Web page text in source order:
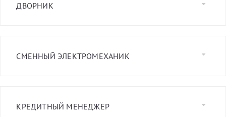
ДВОРНИК
СМЕННЫЙ ЭЛЕКТРОМЕХАНИК
КРЕДИТНЫЙ МЕНЕДЖЕР